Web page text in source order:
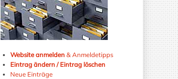
Website anmelden& Anmeldetipps
Eintrag ändern / Eintrag löschen
Neue Einträge